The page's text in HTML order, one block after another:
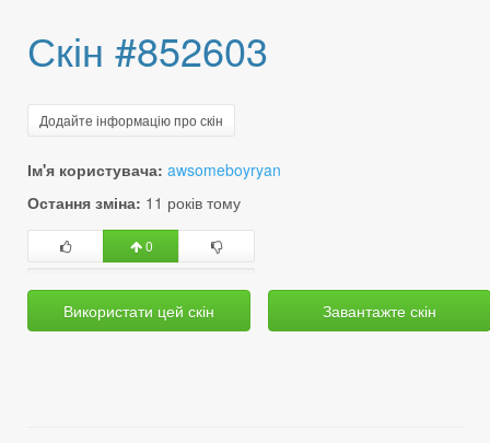
Скін #852603
Додайте інформацію про скін
Ім'я користувача: awsomeboyryan
Остання зміна: 11 років тому
0
Використати цей скін Завантажте скін